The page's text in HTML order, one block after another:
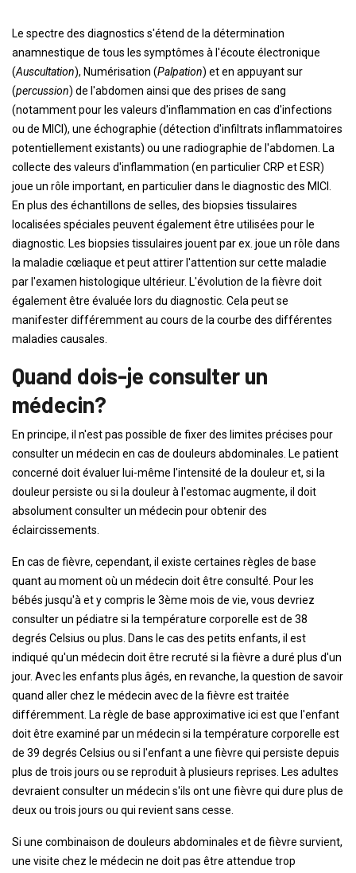
Le spectre des diagnostics s'étend de la détermination
anamnestique de tous les symptômes à l'écoute électronique
(Auscultation), Numérisation (Palpation) et en appuyant sur
(percussion) de l'abdomen ainsi que des prises de sang
(notamment pour les valeurs d'inflammation en cas d'infections
ou de MICI), une échographie (détection d'infiltrats inflammatoires
potentiellement existants) ou une radiographie de l'abdomen. La
collecte des valeurs d'inflammation (en particulier CRP et ESR)
joue un rôle important, en particulier dans le diagnostic des MICI.
En plus des échantillons de selles, des biopsies tissulaires
localisées spéciales peuvent également être utilisées pour le
diagnostic. Les biopsies tissulaires jouent par ex. joue un rôle dans
la maladie cœliaque et peut attirer l'attention sur cette maladie
par l'examen histologique ultérieur. L'évolution de la fièvre doit
également être évaluée lors du diagnostic. Cela peut se
manifester différemment au cours de la courbe des différentes
maladies causales.
Quand dois-je consulter un
médecin?
En principe, il n'est pas possible de fixer des limites précises pour
consulter un médecin en cas de douleurs abdominales. Le patient
concerné doit évaluer lui-même l'intensité de la douleur et, si la
douleur persiste ou si la douleur à l'estomac augmente, il doit
absolument consulter un médecin pour obtenir des
éclaircissements.
En cas de fièvre, cependant, il existe certaines règles de base
quant au moment où un médecin doit être consulté. Pour les
bébés jusqu'à et y compris le 3ème mois de vie, vous devriez
consulter un pédiatre si la température corporelle est de 38
degrés Celsius ou plus. Dans le cas des petits enfants, il est
indiqué qu'un médecin doit être recruté si la fièvre a duré plus d'un
jour. Avec les enfants plus âgés, en revanche, la question de savoir
quand aller chez le médecin avec de la fièvre est traitée
différemment. La règle de base approximative ici est que l'enfant
doit être examiné par un médecin si la température corporelle est
de 39 degrés Celsius ou si l'enfant a une fièvre qui persiste depuis
plus de trois jours ou se reproduit à plusieurs reprises. Les adultes
devraient consulter un médecin s'ils ont une fièvre qui dure plus de
deux ou trois jours ou qui revient sans cesse.
Si une combinaison de douleurs abdominales et de fièvre survient,
une visite chez le médecin ne doit pas être attendue trop